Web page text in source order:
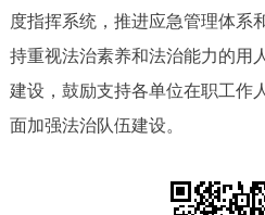
度指挥系统，推进应急管理体系
持重视法治素养和法治能力的用
建设，鼓励支持各单位在职工作
面加强法治队伍建设。